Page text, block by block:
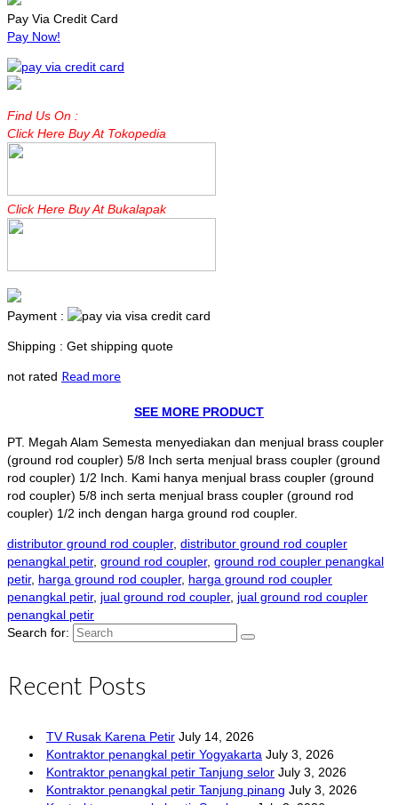
Pay Via Credit Card
Pay Now!
Find Us On :
Click Here Buy At Tokopedia
Click Here Buy At Bukalapak
Payment :
Shipping : Get shipping quote
not rated Read more
SEE MORE PRODUCT
PT. Megah Alam Semesta menyediakan dan menjual brass coupler
(ground rod coupler) 5/8 Inch serta menjual brass coupler (ground
rod coupler) 1/2 Inch. Kami hanya menjual brass coupler (ground
rod coupler) 5/8 inch serta menjual brass coupler (ground rod
coupler) 1/2 inch dengan harga ground rod coupler.
distributor ground rod coupler, distributor ground rod coupler
penangkal petir, ground rod coupler, ground rod coupler penangkal
petir, harga ground rod coupler, harga ground rod coupler
penangkal petir, jual ground rod coupler, jual ground rod coupler
penangkal petir
Search for:
Recent Posts
TV Rusak Karena Petir July 14, 2026
Kontraktor penangkal petir Yogyakarta July 3, 2026
Kontraktor penangkal petir Tanjung selor July 3, 2026
Kontraktor penangkal petir Tanjung pinang July 3, 2026